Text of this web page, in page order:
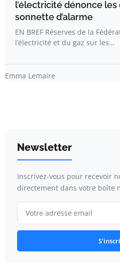
l’électricité dénonce
sonnette d’alarme
EN BREF Réserves de la
l’électricité et du gaz sur les…
Emma Lemaire
Newsletter
Inscrivez-vous pour recevoir
directement dans votre boîte